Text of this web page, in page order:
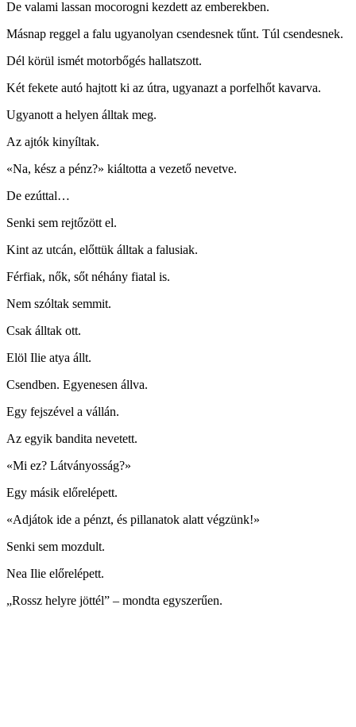
De valami lassan mocorogni kezdett az emberekben.
Másnap reggel a falu ugyanolyan csendesnek tűnt. Túl csendesnek.
Dél körül ismét motorbőgés hallatszott.
Két fekete autó hajtott ki az útra, ugyanazt a porfelhőt kavarva.
Ugyanott a helyen álltak meg.
Az ajtók kinyíltak.
«Na, kész a pénz?» kiáltotta a vezető nevetve.
De ezúttal…
Senki sem rejtőzött el.
Kint az utcán, előttük álltak a falusiak.
Férfiak, nők, sőt néhány fiatal is.
Nem szóltak semmit.
Csak álltak ott.
Elöl Ilie atya állt.
Csendben. Egyenesen állva.
Egy fejszével a vállán.
Az egyik bandita nevetett.
«Mi ez? Látványosság?»
Egy másik előrelépett.
«Adjátok ide a pénzt, és pillanatok alatt végzünk!»
Senki sem mozdult.
Nea Ilie előrelépett.
„Rossz helyre jöttél” – mondta egyszerűen.